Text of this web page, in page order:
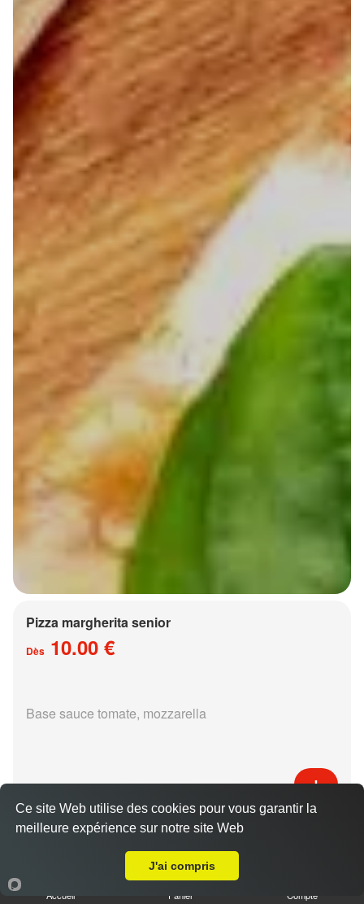
Pizza margherita senior
Dès 10.00 €
Base sauce tomate, mozzarella
Pizza régina senior
Accueil Panier Compte
Ce site Web utilise des cookies pour vous garantir la
meilleure expérience sur notre site Web
J'ai compris